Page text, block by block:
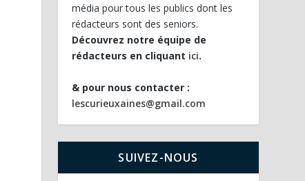
média pour tous les publics dont les
rédacteurs sont des seniors.
Découvrez notre équipe de
rédacteurs en cliquant ici.
& pour nous contacter :
lescurieuxaines@gmail.com
SUIVEZ-NOUS